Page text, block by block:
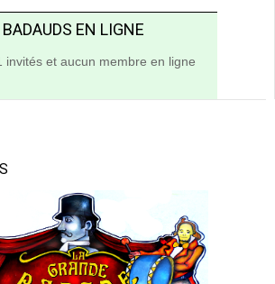
BADAUDS EN LIGNE
invités et aucun membre en ligne